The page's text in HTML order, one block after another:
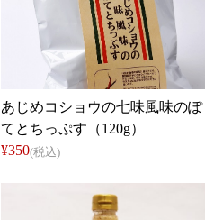
あじめコショウの七味風味のぽ
てとちっぷす（120g）
¥350(税込)